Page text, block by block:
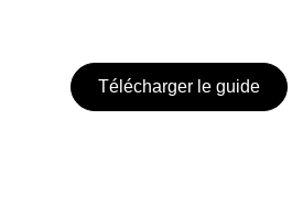
Télécharger le guide